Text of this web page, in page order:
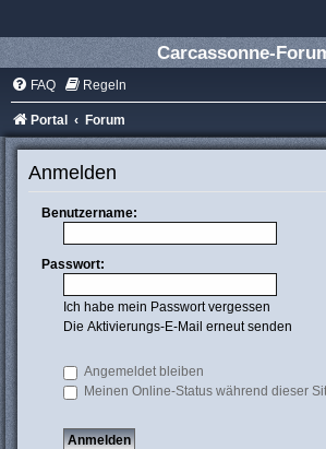
Carcassonne-
FAQ Regeln
Portal Forum
Anmelden
Benutzername:
Passwort:
Ich habe mein Passwort vergessen
Die Aktivierungs-E-Mail erneut senden
Angemeldet bleiben
Meinen Online-Status während dieser